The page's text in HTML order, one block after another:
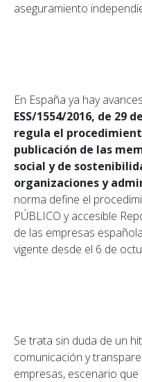
aseguramiento
En España ya hay
ESS/1554/2016, de 29
regula el
publicación de las
social y de
organizaciones y
norma define el
PÚBLICO y accesible
de las empresas
vigente desde el 6 de
Se trata sin duda de un
comunicación y
empresas, escenario